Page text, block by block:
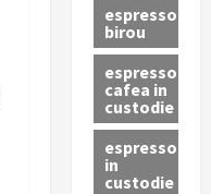
espressor
birou
espressor
cafea in
custodie
espressor
in
custodie